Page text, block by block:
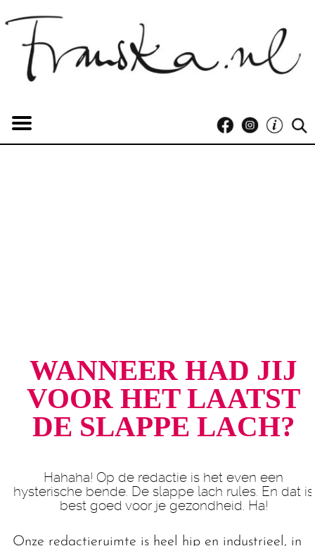
WANNEER HAD JIJ
VOOR HET LAATST
DE SLAPPE LACH?
Hahaha! Op de redactie is het even een
hysterische bende. De slappe lach rules. En dat is
best goed voor je gezondheid. Ha!
Onze redactieruimte is heel hip en industrieel, in